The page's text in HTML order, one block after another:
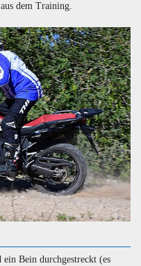
dem Training.
Bein durchgestreckt (es